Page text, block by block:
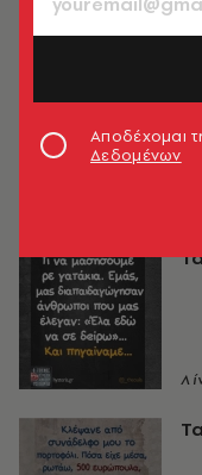
Αποδέχομαι
Δεδομένων